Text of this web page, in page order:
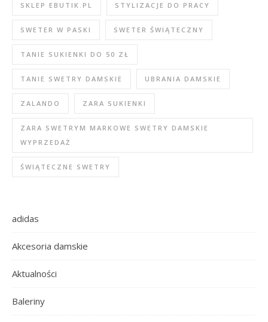
SKLEP EBUTIK.PL STYLIZACJE DO PRACY
SWETER W PASKI SWETER ŚWIĄTECZNY
TANIE SUKIENKI DO 50 ZŁ
TANIE SWETRY DAMSKIE UBRANIA DAMSKIE
ZALANDO ZARA SUKIENKI
ZARA SWETRYM MARKOWE SWETRY DAMSKIE
WYPRZEDAŻ
ŚWIĄTECZNE SWETRY
adidas
Akcesoria damskie
Aktualności
Baleriny